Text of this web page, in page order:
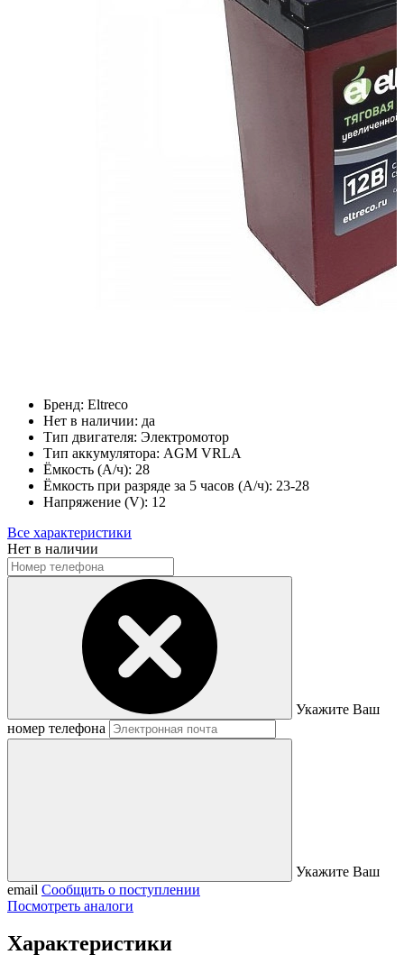
Бренд: Eltreco
Нет в наличии: да
Тип двигателя: Электромотор
Тип аккумулятора: AGM VRLA
Ёмкость (А/ч): 28
Ёмкость при разряде за 5 часов (А/ч): 23-28
Напряжение (V): 12
Все характеристики
Нет в наличии
Укажите Ваш
номер телефона
Укажите Ваш
email Сообщить о поступлении
Посмотреть аналоги
Характеристики